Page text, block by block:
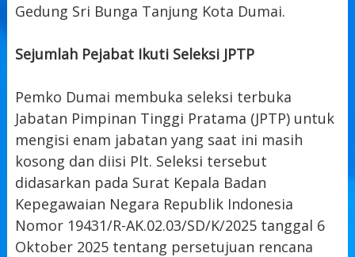
Gedung Sri Bunga Tanjung Kota Dumai.
Sejumlah Pejabat Ikuti Seleksi JPTP
Pemko Dumai membuka seleksi terbuka
Jabatan Pimpinan Tinggi Pratama (JPTP) untuk
mengisi enam jabatan yang saat ini masih
kosong dan diisi Plt. Seleksi tersebut
didasarkan pada Surat Kepala Badan
Kepegawaian Negara Republik Indonesia
Nomor 19431/R-AK.02.03/SD/K/2025 tanggal 6
Oktober 2025 tentang persetujuan rencana